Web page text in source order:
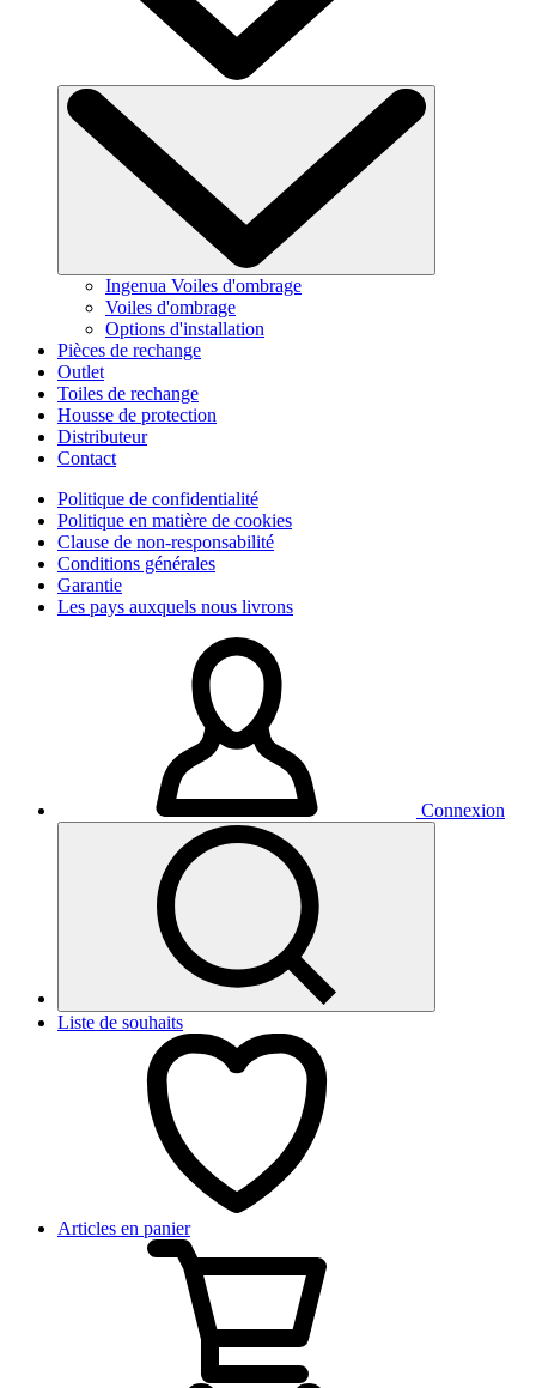
Ingenua Voiles d'ombrage
Voiles d'ombrage
Options d'installation
Pièces de rechange
Outlet
Toiles de rechange
Housse de protection
Distributeur
Contact
Politique de confidentialité
Politique en matière de cookies
Clause de non-responsabilité
Conditions générales
Garantie
Les pays auxquels nous livrons
Connexion
Liste de souhaits
Articles en panier